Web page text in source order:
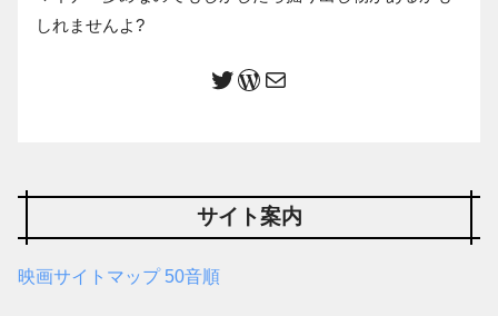
しれませんよ?
サイト案内
映画サイトマップ 50音順